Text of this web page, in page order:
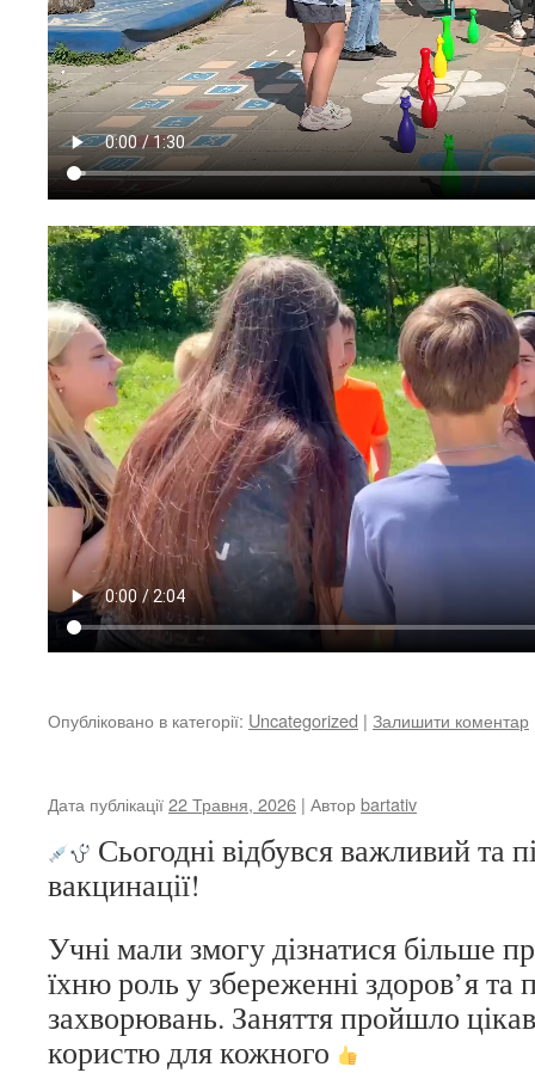
Опубліковано в категорії: Uncategorized | Залишити коментар
Дата публікації22 Травня, 2026 | Авторbartativ
Сьогодні відбувся важливий та
вакцинації!
Учні мали змогу дізнатися більше
їхню роль у збереженні здоров’я та
захворювань. Заняття пройшло
користю для кожного